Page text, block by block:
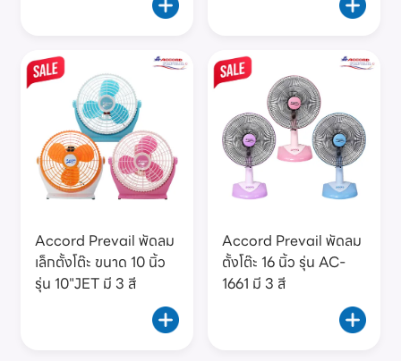
Accord Prevail พัดลม
เล็กตั้งโต๊ะ ขนาด 10 นิ้ว
รุ่น 10"JET มี 3 สี
Accord Prevail พัดลม
ตั้งโต๊ะ 16 นิ้ว รุ่น AC-
1661 มี 3 สี